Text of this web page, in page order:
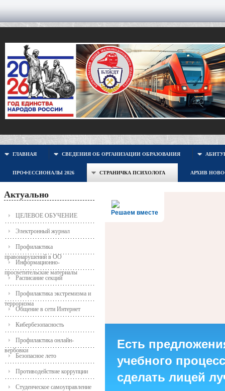
ГЛАВНАЯ СВЕДЕНИЯ ОБ ОРГАНИЗАЦИИ ОБРАЗОВАНИЯ
ПРОФЕССИОНАЛЫ 2026 СТРАНИЧКА ПСИХОЛОГА АРХИВ
Актуально
ЦЕЛЕВОЕ ОБУЧЕНИЕ
Электронный журнал
Профилактика
правонарушений в ОО
Информационно-
просветительские материалы
Расписание секций
Профилактика экстремизма и
терроризма
Общение в сети Интернет
Кибербезопасность
Профилактика онлайн-
вербовки
Безопасное лето
Противодействие коррупции
Студенческое самоуправление
Решаем вместе
Есть
учебного
сделать лицей